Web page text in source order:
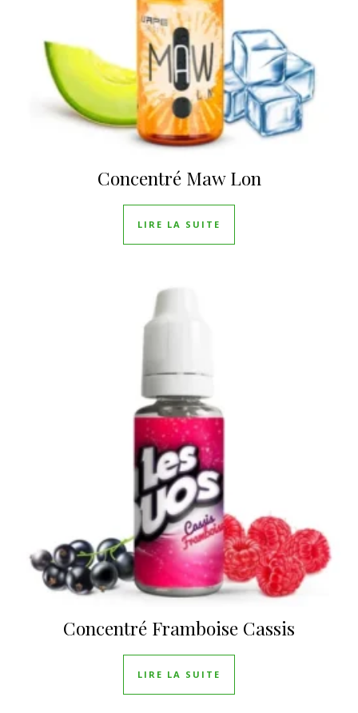
Concentré Maw Lon
LIRE LA SUITE
Concentré Framboise Cassis
LIRE LA SUITE